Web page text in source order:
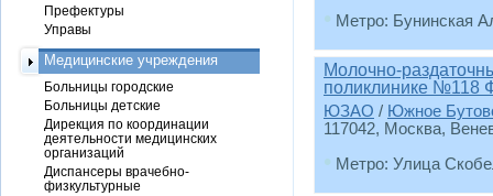
• Метро: Бунинская
Молочно-
поликлинике №118
ЮЗАО / Южное
117042, Москва,
• Метро: Улица
Префектуры
Управы
Медицинские учреждения
Больницы городские
Больницы детские
Дирекция по координации
деятельности медицинских
организаций
Диспансеры врачебно-
физкультурные